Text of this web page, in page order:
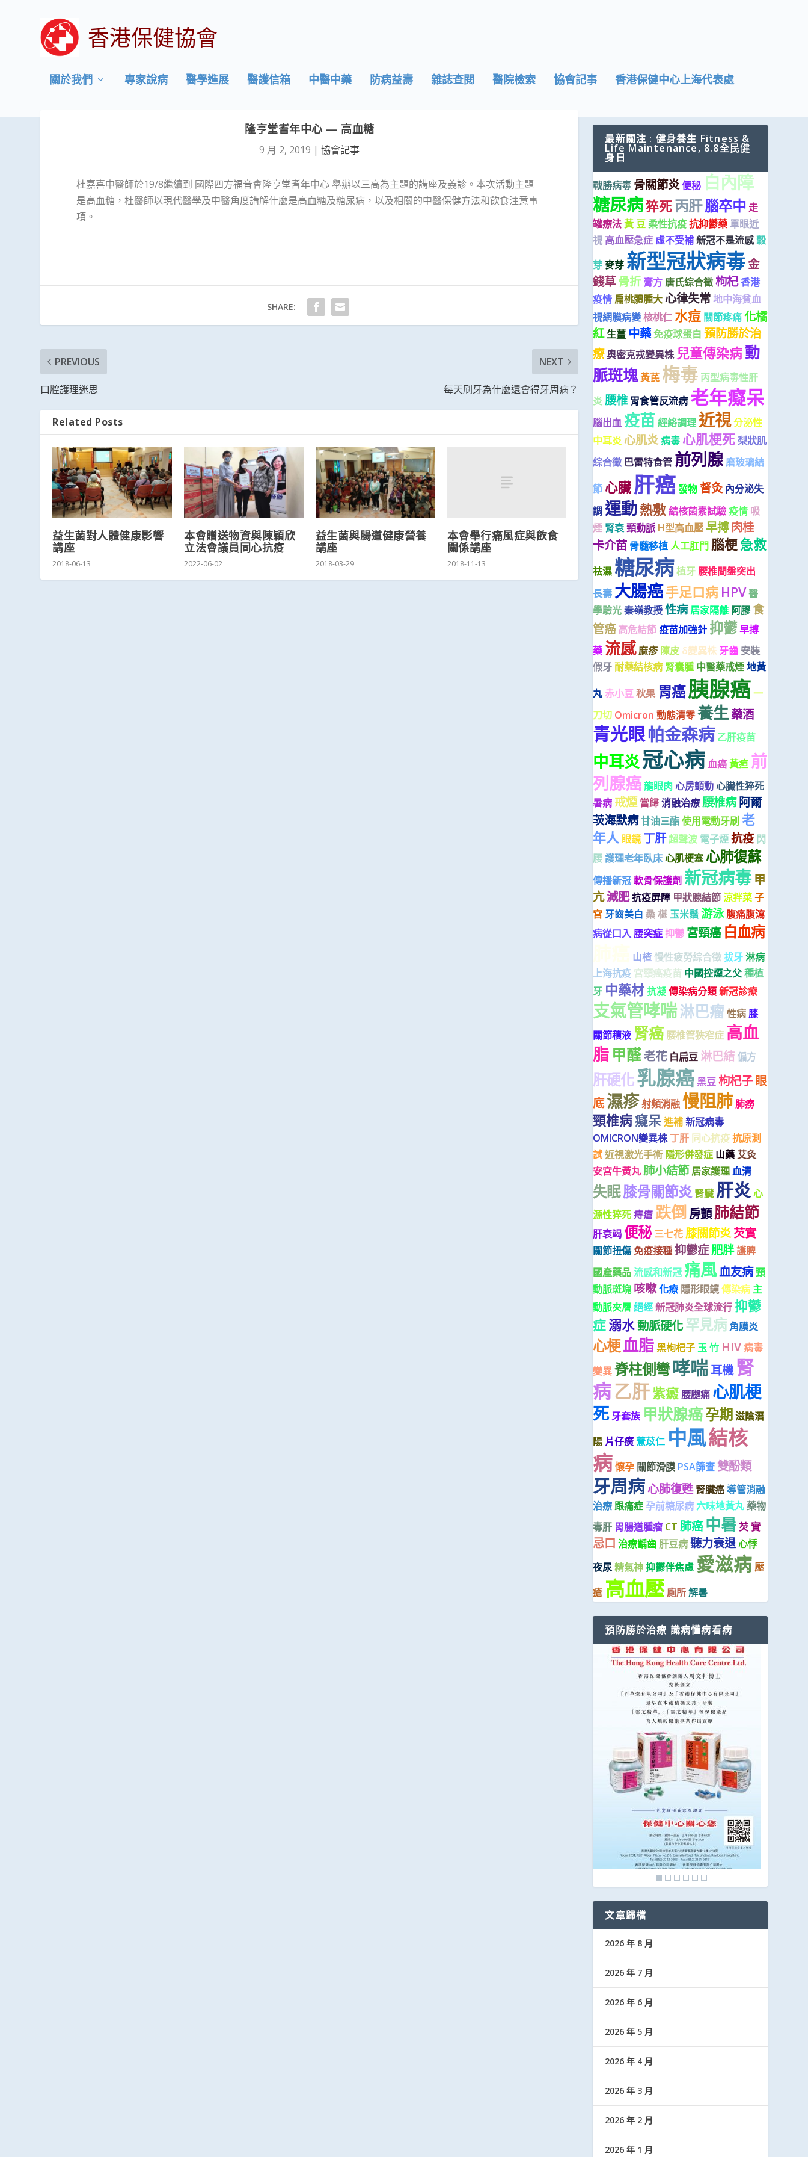
香港保健協會
關於我們 專家說病 醫學進展 醫護信箱 中醫中藥 防病益壽 雜誌查閱 醫院檢索 協會記事 香港保健中心上海代表處
隆亨堂耆年中心 — 高血糖
9 月 2, 2019 |協會記事
杜嘉喜中醫師於19/8繼續到 國際四方福音會隆亨堂耆年中心 舉辦以三高為主題的講座及義診。本次活動主題
是高血糖，杜醫師以現代醫學及中醫角度講解什麼是高血糖及糖尿病，以及相關的中醫保健方法和飲食注意事
項。
SHARE:
PREVIOUS
口腔護理迷思
NEXT
每天刷牙為什麼還會得牙周病？
Related Posts
益生菌對人體健康影響
講座
2018-06-13
本會贈送物資與陳穎欣
立法會議員同心抗疫
2022-06-02
益生菌與腸道健康營養
講座
2018-03-29
本會舉行痛風症與飲食
關係講座
2018-11-13
最新關注 : 健身養生 Fitness &
Life Maintenance, 8.8全民健
身日
戰勝病毒 骨關節炎便秘 白內障
糖尿病猝死丙肝腦卒中 走
罐療法黃 豆 柔性抗疫抗抑鬱藥 單眼近
視 高血壓急症 虛不受補新冠不是流感穀
芽麥芽 新型冠狀病毒金
錢草骨折 膏方 唐氏綜合徵枸杞香港
疫情 扁桃體腫大心律失常地中海貧血
視網膜病變核桃仁水痘 關節疼痛化橘
紅生薑 中藥免疫球蛋白 預防勝於治
療奧密克戎變異株 兒童傳染病動
脈斑塊黃芪 梅毒 丙型病毒性肝
炎 腰椎 胃食管反流病老年癡呆
腦出血 疫苗經絡調理近視分泌性
中耳炎 心肌炎病毒 心肌梗死梨狀肌
綜合徵 巴雷特食管 前列腺 磨玻璃結
節 心臟肝癌發物 督灸 內分泌失
調運動熱敷結核菌素試驗疫情 吸
煙 腎衰頸動脈 H型高血壓 早搏肉桂
卡介苗 骨髓移植人工肛門 腦梗急救
祛濕 糖尿病植牙 腰椎間盤突出
長壽 大腸癌手足口病 HPV醫
學驗光秦嶺教授性病 居家隔離 阿膠 食
管癌 高危結節疫苗加強針 抑鬱早搏
藥 流感麻疹 陳皮 δ變異株牙齒 安裝
假牙耐藥結核病 腎囊腫 中醫藥戒煙地黃
丸 赤小豆秋果 胃癌胰腺癌一
刀切 Omicron 動態清零養生藥酒
青光眼帕金森病 乙肝疫苗
中耳炎冠心病血癌黃疸 前
列腺癌龍眼肉心房顫動心臟性猝死
暑病 戒煙 當歸消融治療腰椎病阿爾
茨海默病甘油三酯使用電動牙刷老
年人 眼鏡 丁肝 超聲波 電子煙抗疫 閃
腰護理老年臥床心肌梗塞 心肺復蘇
傳播新冠軟骨保護劑 新冠病毒 甲
亢減肥抗疫屏障 甲狀腺結節涼拌菜子
宮牙齒美白 桑 椹 玉米鬚游泳 腹痛腹瀉
病從口入腰突症 抑鬱 宮頸癌 白血病
山楂 慢性疲勞綜合徵拔牙淋病
上海抗疫 宮頸癌疫苗 中國控煙之父種植
牙 中藥材抗凝傳染病分類新冠診療
支氣管哮喘淋巴瘤性病膝
關節積液 腎癌 腰椎管狹窄症 高血
脂 甲醛老花 白扁豆 淋巴結偏方
肝硬化乳腺癌 黑豆枸杞子眼
底濕疹射頻消融慢阻肺肺癆
頸椎病癡呆 進補新冠病毒
OMICRON變異株 丁肝 同心抗疫抗原測
試近視激光手術 隱形併發症 山藥 艾灸
安宮牛黃丸肺小結節 居家護理血清
失眠膝骨關節炎 腎臟 肝炎心
源性猝死痔瘡 跌倒房顫肺結節
肝衰竭 便秘 三七花 膝關節炎芡實
關節扭傷免疫接種 抑鬱症肥胖護脾
國產藥品流感和新冠痛風血友病頸
動脈斑塊 咳嗽化療 隱形眼鏡傳染病 主
動脈夾層 絕經新冠肺炎全球流行 抑鬱
症溺水動脈硬化罕見病 角膜炎
心梗血脂黑枸杞子玉 竹 HIV病毒
變異脊柱側彎哮喘耳機 腎
病乙肝紫癜 腰腿痛 心肌梗
死牙套族 甲狀腺癌孕期滋陰潛
陽 片仔癀薏苡仁 中風結核
病懷孕 關節滑膜 PSA篩查 雙酚類
牙周病心肺復甦 腎臟癌導管消融
治療跟痛症 孕前糖尿病 六味地黃丸 藥物
毒肝 胃腸道腫瘤 CT 肺癌 中暑 芡 實
忌口 治療齲齒 肝豆病聽力衰退心悸
夜尿精氣神抑鬱伴焦慮 愛滋病壓
瘡 高血壓 廁所解暑
預防勝於治療 識病懂病看病
文章歸檔
2026 年 8 月
2026 年 7 月
2026 年 6 月
2026 年 5 月
2026 年 4 月
2026 年 3 月
2026 年 2 月
2026 年 1 月